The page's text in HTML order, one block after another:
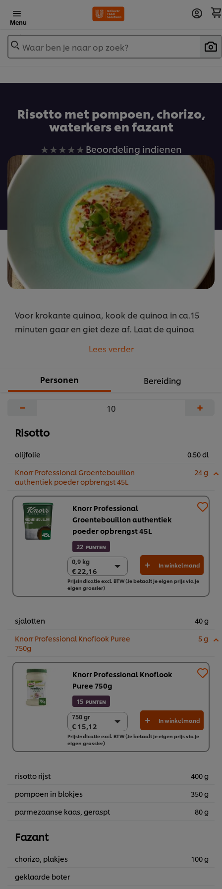
Menu
Waar ben je naar op zoek?
Risotto met pompoen, chorizo,
waterkers en fazant
Geen
voor
deze
recipe
Beoordeling indienen
Voor krokante quinoa, kook de quinoa in ca.15
minuten gaar en giet deze af. Laat de quinoa
Lees verder
Personen Bereiding
− +
Risotto
olijfolie
0.50 dl
Knorr Professional Groentebouillon
authentiek poeder opbrengst 45L
24 g
Knorr Professional
Groentebouillon authentiek
poeder opbrengst 45L
22 PUNTEN
0,9 kg
€ 22,16
0,9 kg
€ 22,16
6 x 0,9 kg
€ 132,97
In winkelmand
Prijsindicatie excl. BTW (Je betaalt je eigen prijs via je
eigen grossier)
sjalotten
40 g
Knorr Professional Knoflook Puree
750g
5 g
Knorr Professional Knoflook
Puree 750g
15 PUNTEN
750 gr
€ 15,12
750 gr
€ 15,12
2 x 750 gr
€ 30,23
In winkelmand
Prijsindicatie excl. BTW (Je betaalt je eigen prijs via je
eigen grossier)
risotto rijst
400 g
pompoen in blokjes
350 g
parmezaanse kaas, geraspt
80 g
Fazant
chorizo, plakjes
100 g
geklaarde botervergelijkbare technieken om persoonsgegevens te